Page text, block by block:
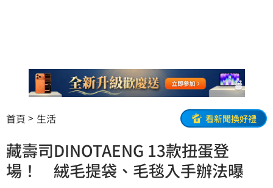
首頁 生活 看新聞換好禮
藏壽司DINOTAENG 13款扭蛋登
場！ 絨毛提袋、毛毯入手辦法曝